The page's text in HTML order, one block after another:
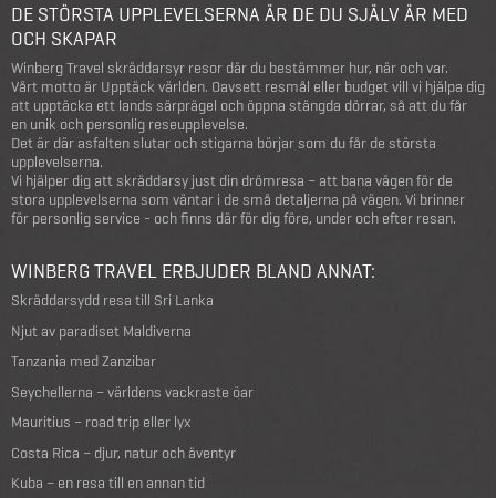
DE STÖRSTA UPPLEVELSERNA ÄR DE DU SJÄLV ÄR MED
OCH SKAPAR
Winberg Travel skräddarsyr resor där du bestämmer hur, när och var.
Vårt motto är Upptäck världen. Oavsett resmål eller budget vill vi hjälpa dig
att upptäcka ett lands särprägel och öppna stängda dörrar, så att du får
en unik och personlig reseupplevelse.
Det är där asfalten slutar och stigarna börjar som du får de största
upplevelserna.
Vi hjälper dig att skräddarsy just din drömresa – att bana vägen för de
stora upplevelserna som väntar i de små detaljerna på vägen. Vi brinner
för personlig service - och finns där för dig före, under och efter resan.
WINBERG TRAVEL ERBJUDER BLAND ANNAT:
Skräddarsydd resa till Sri Lanka
Njut av paradiset Maldiverna
Tanzania med Zanzibar
Seychellerna – världens vackraste öar
Mauritius – road trip eller lyx
Costa Rica – djur, natur och äventyr
Kuba – en resa till en annan tid